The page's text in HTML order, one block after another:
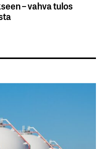
– vahva tulos